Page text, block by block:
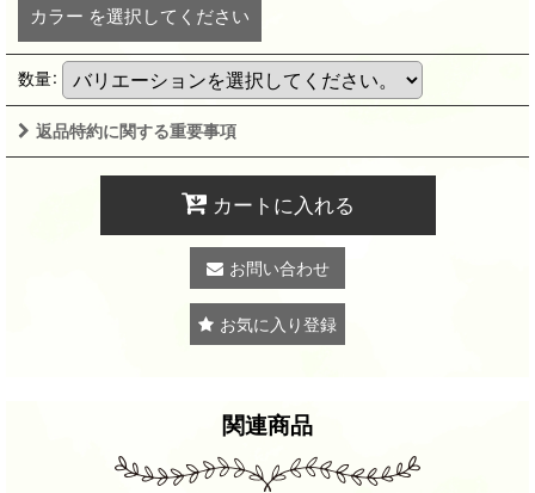
カラー を選択してください
数量:
返品特約に関する重要事項
カートに入れる
お問い合わせ
お気に入り登録
関連商品